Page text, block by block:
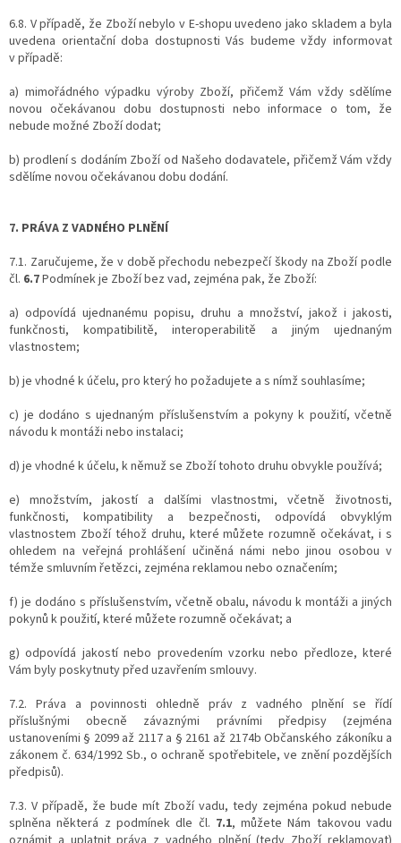
6.8. V případě, že Zboží nebylo v E-shopu uvedeno jako skladem a byla
uvedena orientační doba dostupnosti Vás budeme vždy informovat
v případě:
a) mimořádného výpadku výroby Zboží, přičemž Vám vždy sdělíme
novou očekávanou dobu dostupnosti nebo informace o tom, že
nebude možné Zboží dodat;
b) prodlení s dodáním Zboží od Našeho dodavatele, přičemž Vám vždy
sdělíme novou očekávanou dobu dodání.
7. PRÁVA Z VADNÉHO PLNĚNÍ
7.1. Zaručujeme, že v době přechodu nebezpečí škody na Zboží podle
čl. 6.7Podmínek je Zboží bez vad, zejména pak, že Zboží:
a) odpovídá ujednanému popisu, druhu a množství, jakož i jakosti,
funkčnosti, kompatibilitě, interoperabilitě a jiným ujednaným
vlastnostem;
b) je vhodné k účelu, pro který ho požadujete a s nímž souhlasíme;
c) je dodáno s ujednaným příslušenstvím a pokyny k použití, včetně
návodu k montáži nebo instalaci;
d) je vhodné k účelu, k němuž se Zboží tohoto druhu obvykle používá;
e) množstvím, jakostí a dalšími vlastnostmi, včetně životnosti,
funkčnosti, kompatibility a bezpečnosti, odpovídá obvyklým
vlastnostem Zboží téhož druhu, které můžete rozumně očekávat, i s
ohledem na veřejná prohlášení učiněná námi nebo jinou osobou v
témže smluvním řetězci, zejména reklamou nebo označením;
f) je dodáno s příslušenstvím, včetně obalu, návodu k montáži a jiných
pokynů k použití, které můžete rozumně očekávat; a
g) odpovídá jakostí nebo provedením vzorku nebo předloze, které
Vám byly poskytnuty před uzavřením smlouvy.
7.2. Práva a povinnosti ohledně práv z vadného plnění se řídí
příslušnými obecně závaznými právními předpisy (zejména
ustanoveními § 2099 až 2117 a § 2161 až 2174b Občanského zákoníku a
zákonem č. 634/1992 Sb., o ochraně spotřebitele, ve znění pozdějších
předpisů).
7.3. V případě, že bude mít Zboží vadu, tedy zejména pokud nebude
splněna některá z podmínek dle čl. 7.1, můžete Nám takovou vadu